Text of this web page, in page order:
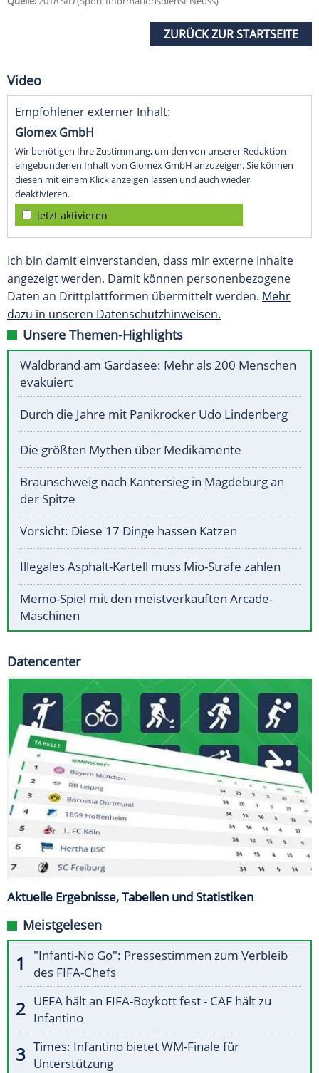
ZURÜCK ZUR STARTSEITE
Video
Empfohlener externer Inhalt:
Glomex GmbH
Wir benötigen Ihre Zustimmung, um den von unserer Redaktion
eingebundenen Inhalt von Glomex GmbH anzuzeigen. Sie können
diesen mit einem Klick anzeigen lassen und auch wieder
deaktivieren.
jetzt aktivieren
Ich bin damit einverstanden, dass mir externe Inhalte
angezeigt werden. Damit können personenbezogene
Daten an Drittplattformen übermittelt werden. Mehr
dazu in unseren Datenschutzhinweisen.
Unsere Themen-Highlights
Waldbrand am Gardasee: Mehr als 200 Menschen
evakuiert
Durch die Jahre mit Panikrocker Udo Lindenberg
Die größten Mythen über Medikamente
Braunschweig nach Kantersieg in Magdeburg an
der Spitze
Vorsicht: Diese 17 Dinge hassen Katzen
Illegales Asphalt-Kartell muss Mio-Strafe zahlen
Memo-Spiel mit den meistverkauften Arcade-
Maschinen
Datencenter
Aktuelle Ergebnisse, Tabellen und Statistiken
Meistgelesen
"Infanti-No Go": Pressestimmen zum Verbleib
des FIFA-Chefs
UEFA hält an FIFA-Boykott fest - CAF hält zu
Infantino
Times: Infantino bietet WM-Finale für
Unterstützung